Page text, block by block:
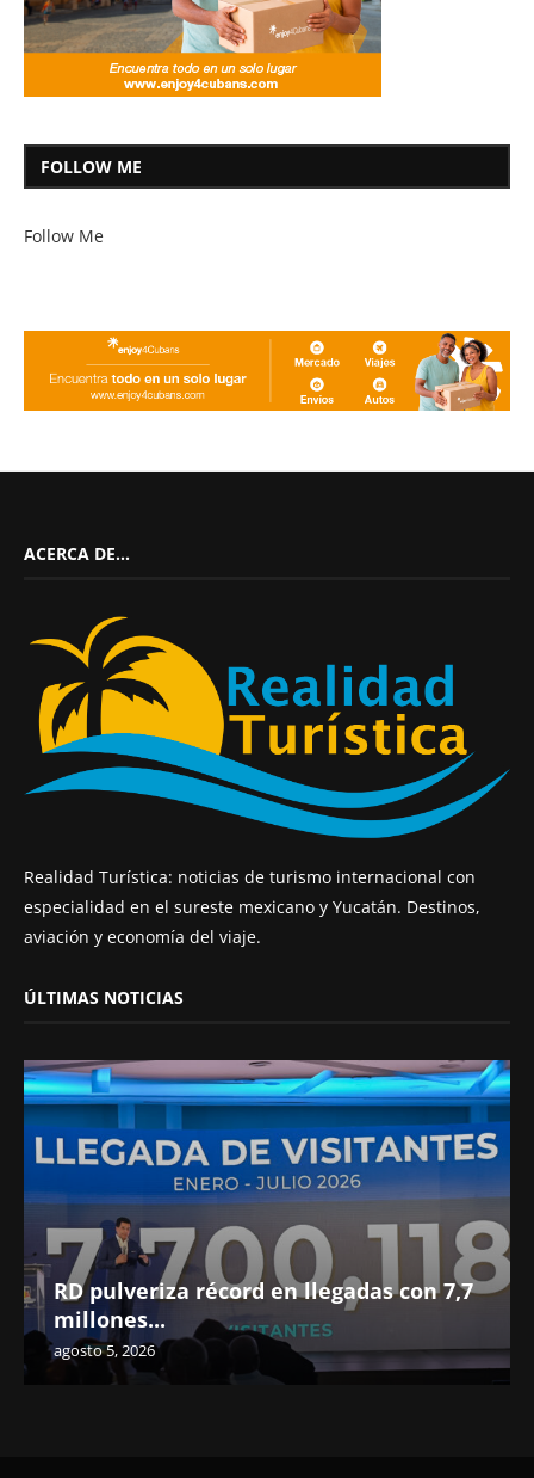
FOLLOW ME
Follow Me
ACERCA DE…
Realidad Turística: noticias de turismo internacional con
especialidad en el sureste mexicano y Yucatán. Destinos,
aviación y economía del viaje.
ÚLTIMAS NOTICIAS
RD pulveriza récord en llegadas con 7,7
millones...
agosto 5, 2026